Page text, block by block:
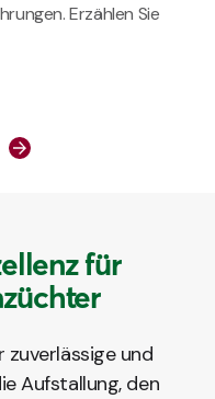
Erzählen Sie
für
und
Aufstallung, den